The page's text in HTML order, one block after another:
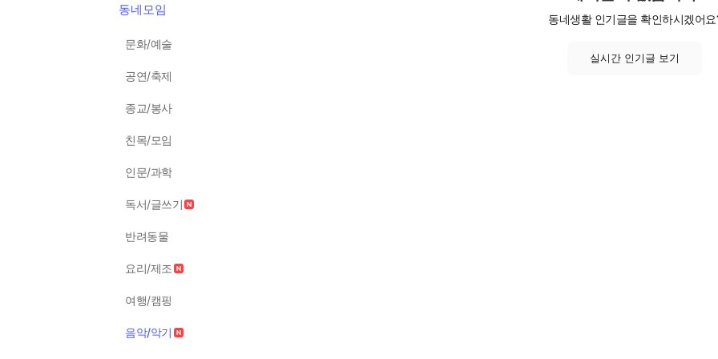
동네모임
문화/예술
공연/축제
종교/봉사
친목/모임
인문/과학
독서/글쓰기
반려동물
요리/제조
여행/캠핑
음악/악기
동네생활 인기글을 확인하시겠어요
실시간 인기글 보기